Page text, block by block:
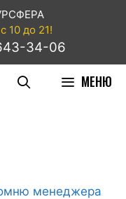
10 до 21!
34-06
МЕНЮ
менеджера